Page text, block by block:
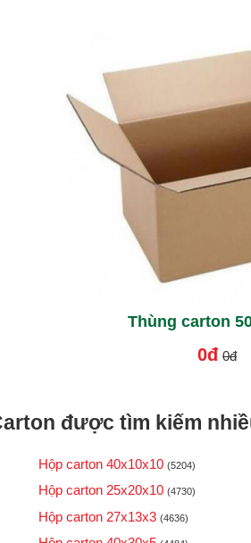
Thùng carton
0đ 0đ
được tìm kiếm
Hộp carton 40x10x10 (5204)
Hộp carton 25x20x10 (4730)
Hộp carton 27x13x3 (4636)